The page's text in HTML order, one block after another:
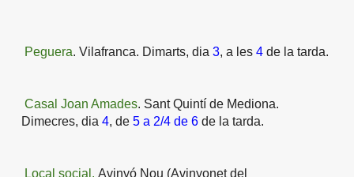
Peguera. Vilafranca. Dimarts, dia 3, a les 4de la tarda.
Casal Joan Amades. Sant Quintí de Mediona.
Dimecres, dia 4, de 5 a 2/4 de 6de la tarda.
Local social. Avinyó Nou (Avinyonet del